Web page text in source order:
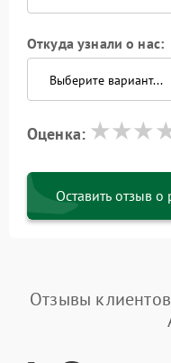
Откуда узнали о нас:
Оценка:
Оставить отзыв о
Отзывы